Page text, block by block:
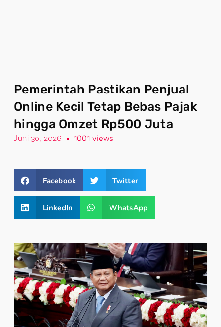
Pemerintah Pastikan Penjual
Online Kecil Tetap Bebas Pajak
hingga Omzet Rp500 Juta
Juni 30, 2026 1001 views
Facebook Twitter
LinkedIn WhatsApp